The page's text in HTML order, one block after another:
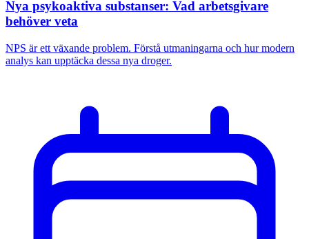
Nya psykoaktiva substanser: Vad arbetsgivare
behöver veta
NPS är ett växande problem. Förstå utmaningarna och hur modern
analys kan upptäcka dessa nya droger.